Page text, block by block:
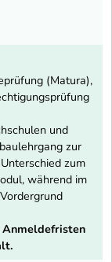
(Matura),
und
zur
zum
während im
Anmeldefristen